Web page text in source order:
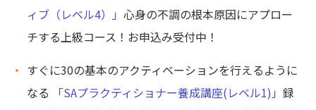
ィブ（レベル4）」 心身の不調の根本原因にアプロー
チする上級コース！お申込み受付中！
すぐに30の基本のアクティベーションを行えるように
なる
「SAプラクティショナー養成講座(レベル1)」 録